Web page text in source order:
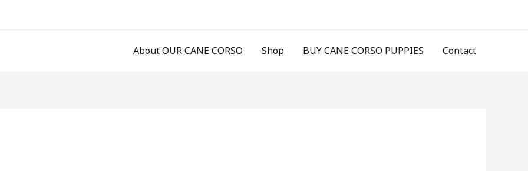
About OUR CANE CORSO
Shop BUY CANE CORSO PUPPIES Contact